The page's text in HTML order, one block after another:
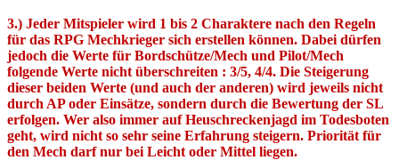
3.) Jeder Mitspieler wird 1 bis 2 Charaktere nach den Regeln
für das RPG Mechkrieger sich erstellen können. Dabei dürfen
jedoch die Werte für Bordschütze/Mech und Pilot/Mech
folgende Werte nicht überschreiten : 3/5, 4/4. Die Steigerung
dieser beiden Werte (und auch der anderen) wird jeweils nicht
durch AP oder Einsätze, sondern durch die Bewertung der SL
erfolgen. Wer also immer auf Heuschreckenjagd im Todesboten
geht, wird nicht so sehr seine Erfahrung steigern. Priorität für
den Mech darf nur bei Leicht oder Mittel liegen.